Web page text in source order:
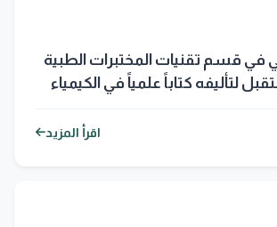
في قسم تقنيات المختبرات الطبية
لتأليفه كتاباً علمياً في الكيمياء
اقرأ المزيد